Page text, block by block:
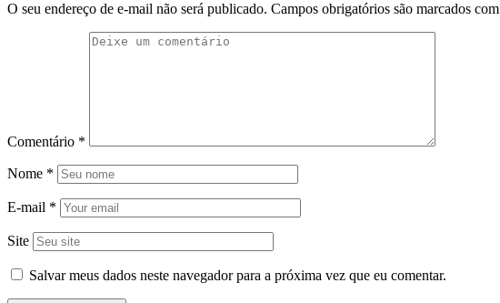
O seu endereço de e-mail não será publicado. Campos obrigatórios são marcados com
Comentário *
Nome *
E-mail *
Site
Salvar meus dados neste navegador para a próxima vez que eu comentar.